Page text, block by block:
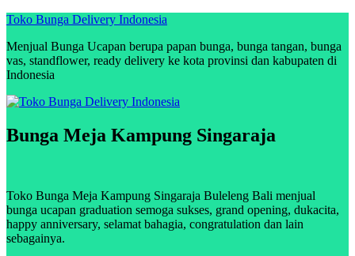
Skip
content
Toko Bunga Delivery Indonesia
Menjual Bunga Ucapan berupa papan bunga, bunga tangan, bunga
vas, standflower, ready delivery ke kota provinsi dan kabupaten di
Indonesia
Bunga Meja Kampung Singaraja
Toko Bunga Meja Kampung Singaraja Buleleng Bali menjual
bunga ucapan graduation semoga sukses, grand opening, dukacita,
happy anniversary, selamat bahagia, congratulation dan lain
sebagainya.